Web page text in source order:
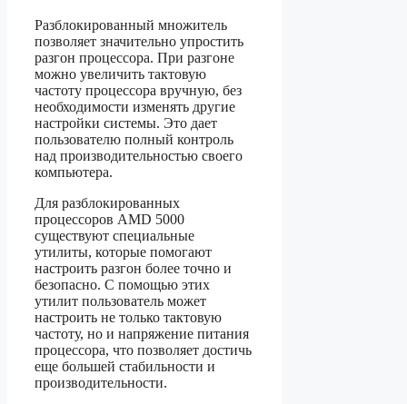
Разблокированный множитель
позволяет значительно упростить
разгон процессора. При разгоне
можно увеличить тактовую
частоту процессора вручную, без
необходимости изменять другие
настройки системы. Это дает
пользователю полный контроль
над производительностью своего
компьютера.
Для разблокированных
процессоров AMD 5000
существуют специальные
утилиты, которые помогают
настроить разгон более точно и
безопасно. С помощью этих
утилит пользователь может
настроить не только тактовую
частоту, но и напряжение питания
процессора, что позволяет достичь
еще большей стабильности и
производительности.